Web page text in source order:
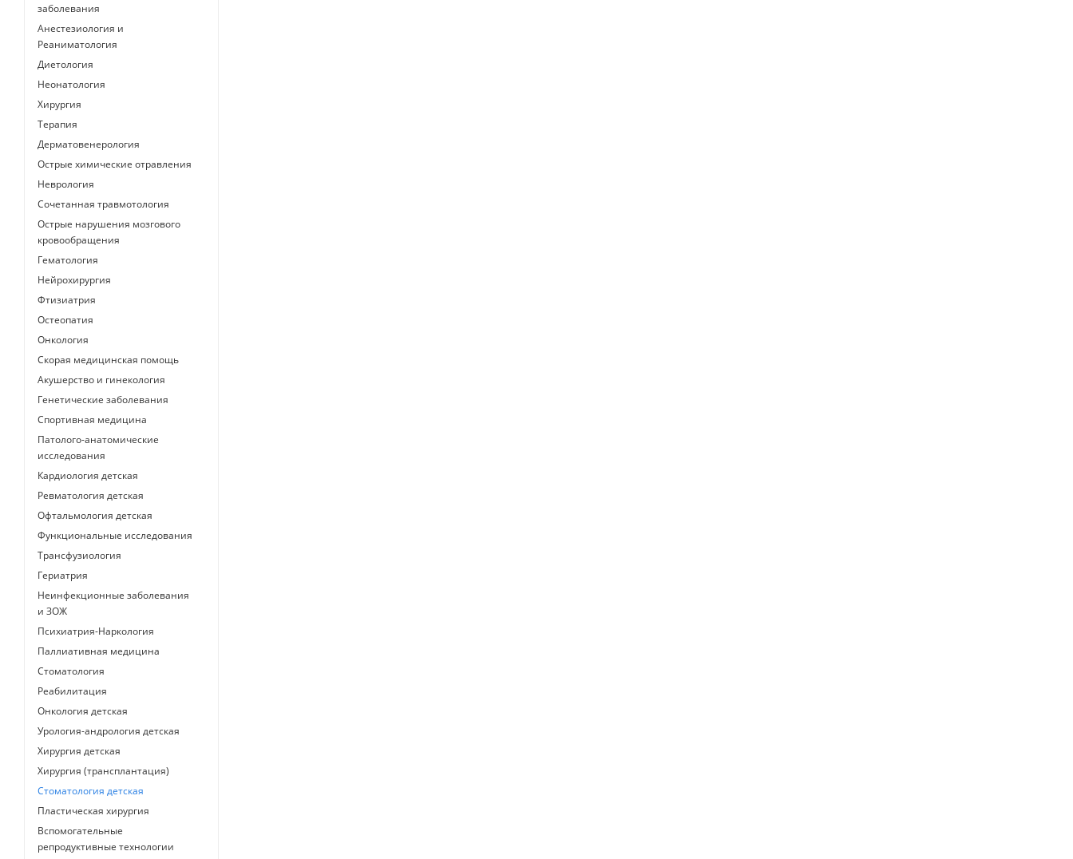
заболевания
Анестезиология и
Реаниматология
Диетология
Неонатология
Хирургия
Терапия
Дерматовенерология
Острые химические отравления
Неврология
Сочетанная травмотология
Острые нарушения мозгового
кровообращения
Гематология
Нейрохирургия
Фтизиатрия
Остеопатия
Онкология
Скорая медицинская помощь
Акушерство и гинекология
Генетические заболевания
Спортивная медицина
Патолого-анатомические
исследования
Кардиология детская
Ревматология детская
Офтальмология детская
Функциональные исследования
Трансфузиология
Гериатрия
Неинфекционные заболевания
и ЗОЖ
Психиатрия-Наркология
Паллиативная медицина
Стоматология
Реабилитация
Онкология детская
Урология-андрология детская
Хирургия детская
Хирургия (трансплантация)
Стоматология детская
Пластическая хирургия
Вспомогательные
репродуктивные технологии